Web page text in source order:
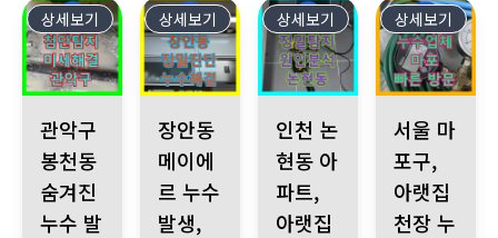
339
상세보기
관악구
봉천동
숨겨진
누수 발
338
상세보기
장안동
메이에
르 누수
발생,
337
상세보기
인천 논
현동 아
파트,
아랫집
336
상세보기
서울 마
포구,
아랫집
천장 누